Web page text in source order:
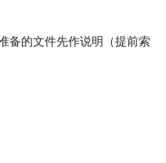
备的文件先作说明（提前索